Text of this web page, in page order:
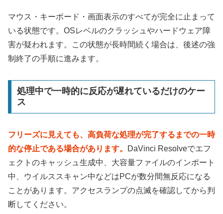
マウス・キーボード・画面表示のすべてが完全に止まって
いる状態です。OSレベルのクラッシュやハードウェア障
害が疑われます。この状態が長時間続く場合は、後述の強
制終了の手順に進みます。
処理中で一時的に反応が遅れているだけのケー
ス
フリーズに見えても、高負荷な処理が完了するまでの一時
的な停止である場合があります。
DaVinci Resolveでエフ
ェクトのキャッシュ生成中、大容量ファイルのインポート
中、ウイルススキャン中などはPCが数分間無反応になる
ことがあります。アクセスランプの点滅を確認してから判
断してください。